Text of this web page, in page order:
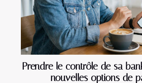
Prendre le contrôle de sa
nouvelles options de